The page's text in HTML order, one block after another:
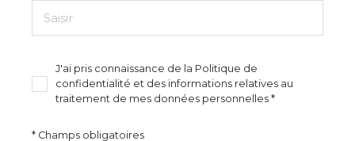
J'ai pris connaissance de la Politique de
confidentialité et des informations relatives au
traitement de mes données personnelles *
* Champs obligatoires